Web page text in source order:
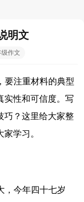
明文
级作文
要注重材料的典型
实性和可信度。写
巧？这里给大家整
学习。
，今年四十七岁